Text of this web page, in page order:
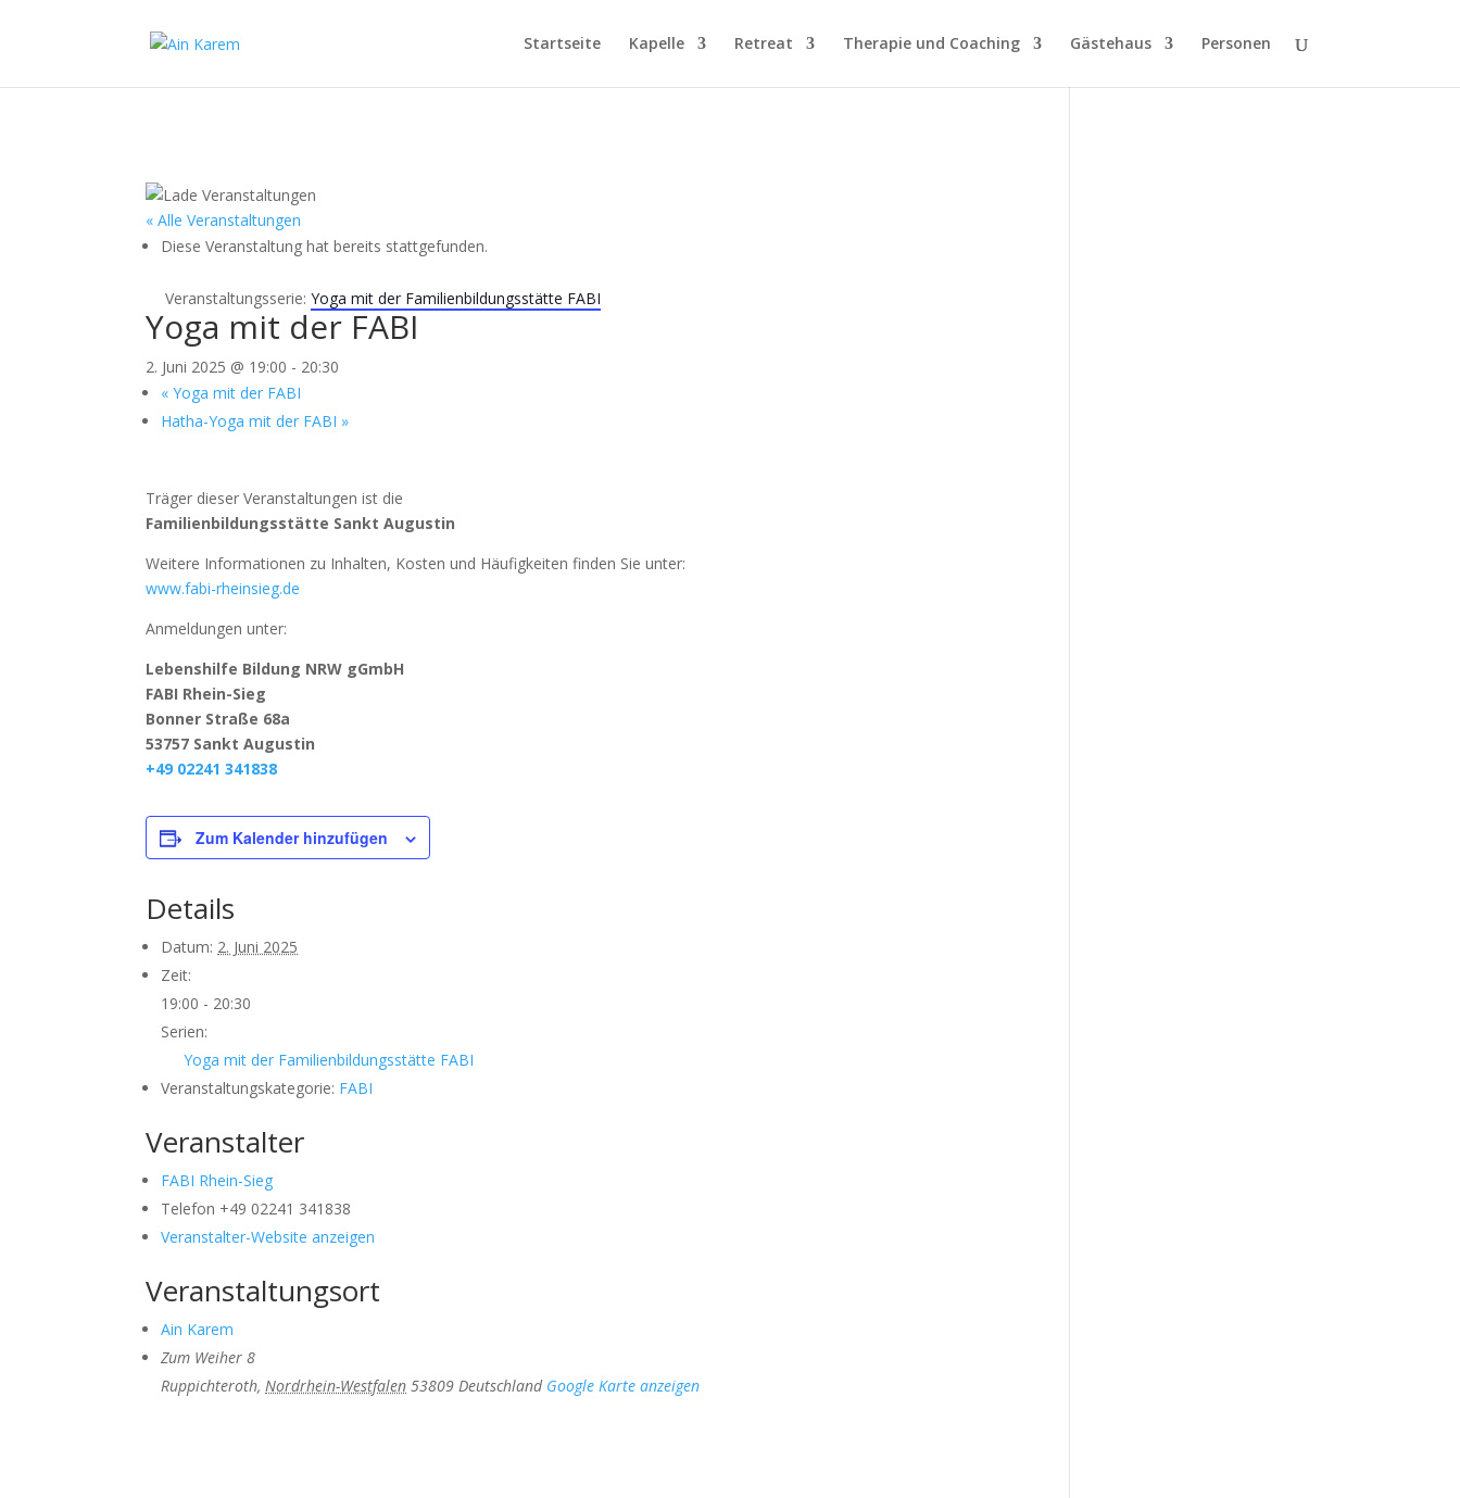
Startseite Kapelle Retreat Therapie und Coaching Gästehaus Personen
« Alle Veranstaltungen
Diese Veranstaltung hat bereits stattgefunden.
Veranstaltungsserie:Yoga mit der Familienbildungsstätte FABI
Yoga mit der FABI
2. Juni 2025 @ 19:00 - 20:30
« Yoga mit der FABI
Hatha-Yoga mit der FABI »
Träger dieser Veranstaltungen ist die
Familienbildungsstätte Sankt Augustin
Weitere Informationen zu Inhalten, Kosten und Häufigkeiten finden Sie unter:
www.fabi-rheinsieg.de
Anmeldungen unter:
Lebenshilfe Bildung NRW gGmbH
FABI Rhein-Sieg
Bonner Straße 68a
53757 Sankt Augustin
+49 02241 341838
Zum Kalender hinzufügen
Details
Datum: 2. Juni 2025
Zeit:
19:00 - 20:30
Serien:
Yoga mit der Familienbildungsstätte FABI
Veranstaltungskategorie: FABI
Veranstalter
FABI Rhein-Sieg
Telefon +49 02241 341838
Veranstalter-Website anzeigen
Veranstaltungsort
Ain Karem
Zum Weiher 8
Ruppichteroth, Nordrhein-Westfalen 53809 Deutschland Google Karte anzeigen